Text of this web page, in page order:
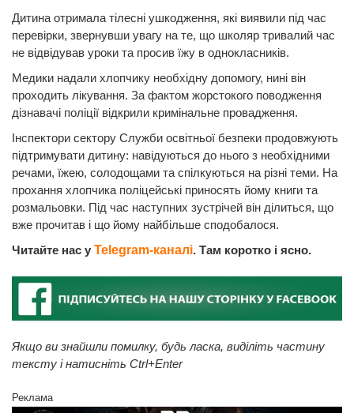
Дитина отримала тілесні ушкодження, які виявили під час
перевірки, звернувши увагу на те, що школяр тривалий час
не відвідував уроки та просив їжу в однокласників.
Медики надали хлопчику необхідну допомогу, нині він
проходить лікування. За фактом жорстокого поводження
дізнавачі поліції відкрили кримінальне провадження.
Інспектори сектору Служби освітньої безпеки продовжують
підтримувати дитину: навідуються до нього з необхідними
речами, їжею, солодощами та спілкуються на різні теми. На
прохання хлопчика поліцейські приносять йому книги та
розмальовки. Під час наступних зустрічей він ділиться, що
вже прочитав і що йому найбільше сподобалося.
Читайте нас у Telegram-каналі. Там коротко і ясно.
Якщо ви знайшли помилку, будь ласка, виділіть частину
тексту і натисніть Ctrl+Enter
Реклама